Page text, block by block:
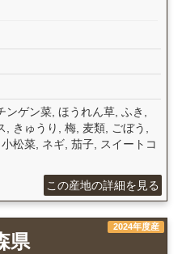
ンゲン菜, ほうれん草, ふき,
, きゅうり, 梅, 麦類, ごぼう,
松菜, ネギ, 茄子, スイートコ
この産地の詳細を見る
県
2024年度産